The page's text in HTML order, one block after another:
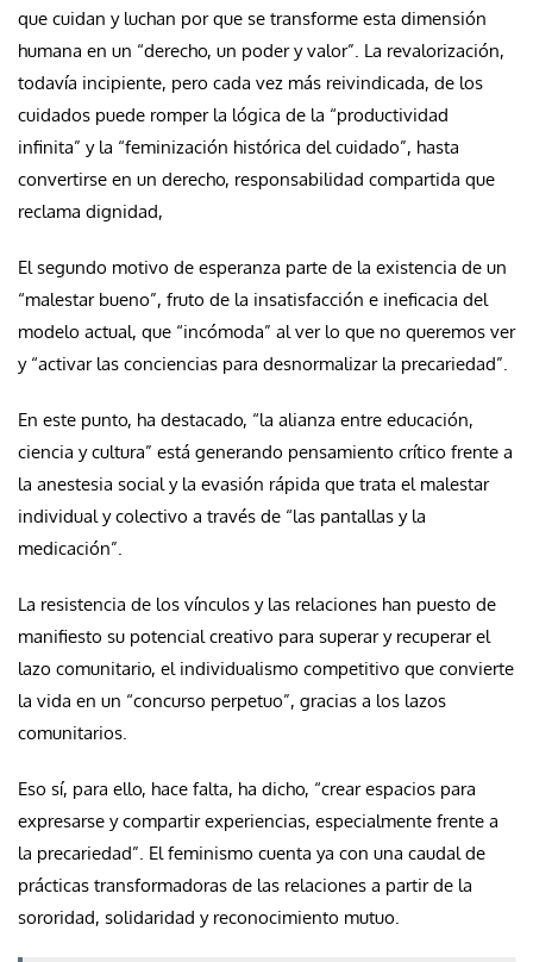
que cuidan y luchan por que se transforme esta dimensión
humana en un “derecho, un poder y valor”. La revalorización,
todavía incipiente, pero cada vez más reivindicada, de los
cuidados puede romper la lógica de la “productividad
infinita” y la “feminización histórica del cuidado”, hasta
convertirse en un derecho, responsabilidad compartida que
reclama dignidad,
El segundo motivo de esperanza parte de la existencia de un
“malestar bueno”, fruto de la insatisfacción e ineficacia del
modelo actual, que “incómoda” al ver lo que no queremos ver
y “activar las conciencias para desnormalizar la precariedad”.
En este punto, ha destacado, “la alianza entre educación,
ciencia y cultura” está generando pensamiento crítico frente a
la anestesia social y la evasión rápida que trata el malestar
individual y colectivo a través de “las pantallas y la
medicación”.
La resistencia de los vínculos y las relaciones han puesto de
manifiesto su potencial creativo para superar y recuperar el
lazo comunitario, el individualismo competitivo que convierte
la vida en un “concurso perpetuo”, gracias a los lazos
comunitarios.
Eso sí, para ello, hace falta, ha dicho, “crear espacios para
expresarse y compartir experiencias, especialmente frente a
la precariedad”. El feminismo cuenta ya con una caudal de
prácticas transformadoras de las relaciones a partir de la
sororidad, solidaridad y reconocimiento mutuo.